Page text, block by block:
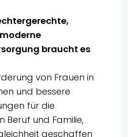
braucht es
von Frauen in
und bessere
für die
Beruf und Familie,
geschaffen